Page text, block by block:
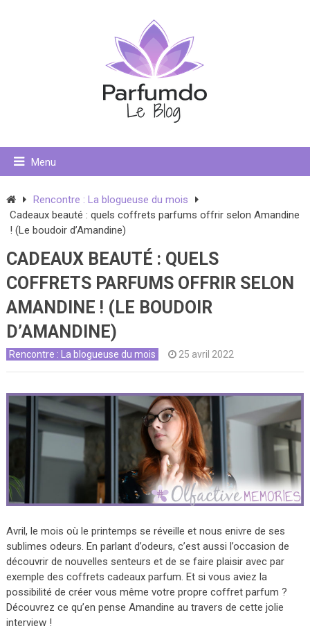
Menu
Rencontre : La blogueuse du mois
Cadeaux beauté : quels coffrets parfums offrir selon Amandine
! (Le boudoir d’Amandine)
CADEAUX BEAUTÉ : QUELS
COFFRETS PARFUMS OFFRIR SELON
AMANDINE ! (LE BOUDOIR
D’AMANDINE)
Rencontre : La blogueuse du mois 25 avril 2022
Avril, le mois où le printemps se réveille et nous enivre de ses
sublimes odeurs. En parlant d’odeurs, c’est aussi l’occasion de
découvrir de nouvelles senteurs et de se faire plaisir avec par
exemple des coffrets cadeaux parfum. Et si vous aviez la
possibilité de créer vous même votre propre coffret parfum ?
Découvrez ce qu’en pense Amandine au travers de cette jolie
interview !